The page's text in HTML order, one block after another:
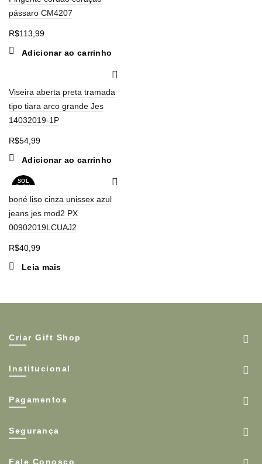
pássaro CM4207
R$113,99
Adicionar ao carrinho
Viseira aberta preta tramada
tipo tiara arco grande Jes
14032019-1P
R$54,99
Adicionar ao carrinho
SOL
D OU
boné liso cinza unissex azul
jeans jes mod2 PX
00902019LCUAJ2
R$40,99
Leia mais
Criar Gift Shop
Institucional
Pagamentos
Segurança
Fale Conosco